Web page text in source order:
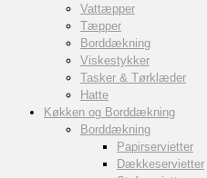
Vattæpper
Tæpper
Borddækning
Viskestykker
Tasker & Tørklæder
Hatte
Køkken og Borddækning
Borddækning
Papirservietter
Dækkeservietter